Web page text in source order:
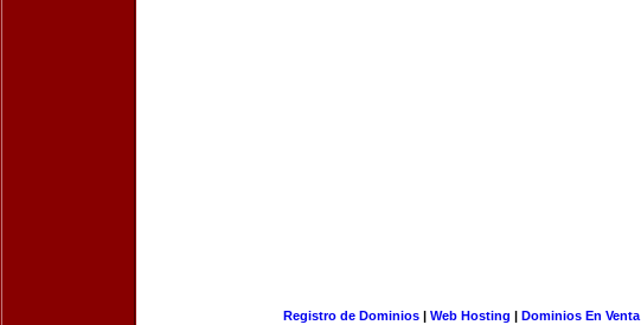
Registro de Dominios| Web Hosting | Dominios En Venta